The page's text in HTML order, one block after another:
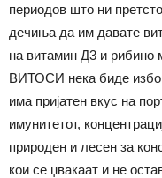
периодов што ни
дечиња да им давате
на витамин Д3 и рибино
ВИТОСИ нека биде
има пријатен вкус на
имунитетот,
природен и лесен за
кои се џвакаат и не